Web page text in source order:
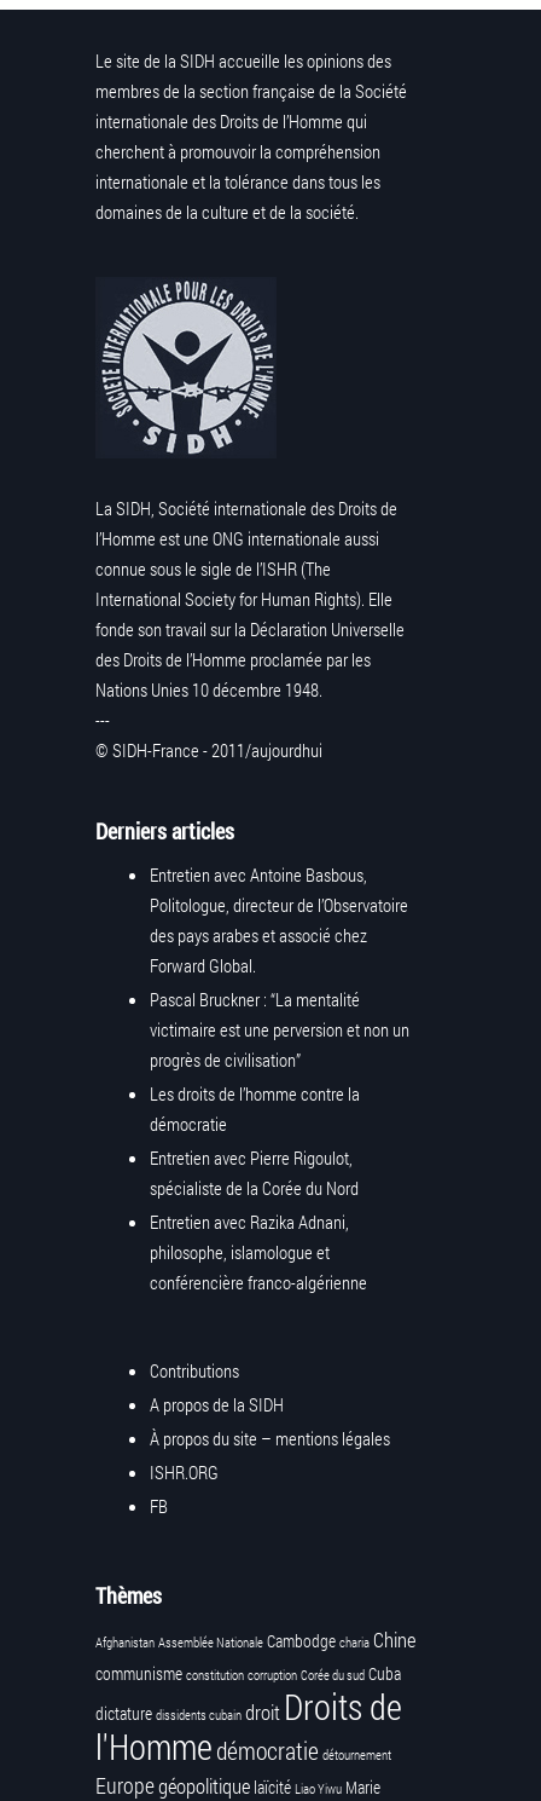
Le site de la SIDH accueille les opinions des
membres de la section française de la Société
internationale des Droits de l’Homme qui
cherchent à promouvoir la compréhension
internationale et la tolérance dans tous les
domaines de la culture et de la société.
La SIDH, Société internationale des Droits de
l’Homme est une ONG internationale aussi
connue sous le sigle de l’ISHR (The
International Society for Human Rights). Elle
fonde son travail sur la Déclaration Universelle
des Droits de l’Homme proclamée par les
Nations Unies 10 décembre 1948.
---
© SIDH-France - 2011/aujourdhui
Derniers articles
Entretien avec Antoine Basbous,
Politologue, directeur de l’Observatoire
des pays arabes et associé chez
Forward Global.
Pascal Bruckner : “La mentalité
victimaire est une perversion et non un
progrès de civilisation”
Les droits de l’homme contre la
démocratie
Entretien avec Pierre Rigoulot,
spécialiste de la Corée du Nord
Entretien avec Razika Adnani,
philosophe, islamologue et
conférencière franco-algérienne
Contributions
A propos de la SIDH
À propos du site – mentions légales
ISHR.ORG
FB
Thèmes
Afghanistan Assemblée Nationale Cambodge charia Chine
communisme constitution corruption Corée du sud Cuba
dictature dissidents cubain droit Droits de
l'Hommedémocratie détournement
Europegéopolitique laïcité Liao Yiwu Marie